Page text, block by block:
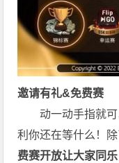
邀请有礼&免费赛
动一动手指就
利你还在等什么！
费赛开放让大家同乐